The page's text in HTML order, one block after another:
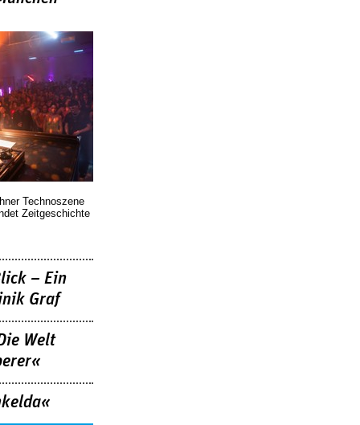
Technoszene
Zeitgeschichte
– Ein
Graf
Welt